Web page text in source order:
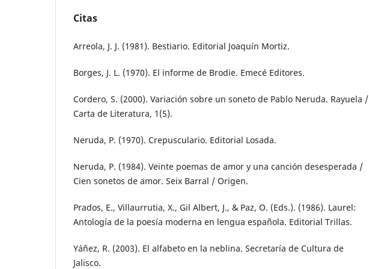
Citas
Arreola, J. J. (1981). Bestiario. Editorial Joaquín Mortiz.
Borges, J. L. (1970). El informe de Brodie. Emecé Editores.
Cordero, S. (2000). Variación sobre un soneto de Pablo Neruda. Rayuela /
Carta de Literatura, 1(5).
Neruda, P. (1970). Crepusculario. Editorial Losada.
Neruda, P. (1984). Veinte poemas de amor y una canción desesperada /
Cien sonetos de amor. Seix Barral / Origen.
Prados, E., Villaurrutia, X., Gil Albert, J., & Paz, O. (Eds.). (1986). Laurel:
Antología de la poesía moderna en lengua española. Editorial Trillas.
Yáñez, R. (2003). El alfabeto en la neblina. Secretaría de Cultura de
Jalisco.